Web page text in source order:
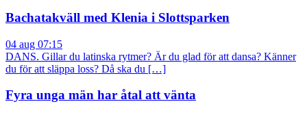
Bachatakväll med Klenia i Slottsparken
04 aug 07:15
DANS. Gillar du latinska rytmer? Är du glad för att dansa? Känner
du för att släppa loss? Då ska du […]
Fyra unga män har åtal att vänta